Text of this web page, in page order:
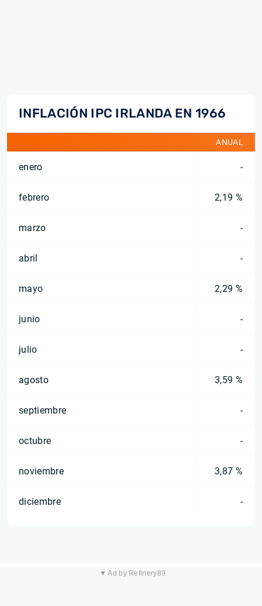
INFLACIÓN IPC IRLANDA EN 1966
ANUAL
enero -
febrero 2,19 %
marzo -
abril -
mayo 2,29 %
junio -
julio -
agosto 3,59 %
septiembre -
octubre -
noviembre 3,87 %
diciembre -
▼ Ad by Refinery89